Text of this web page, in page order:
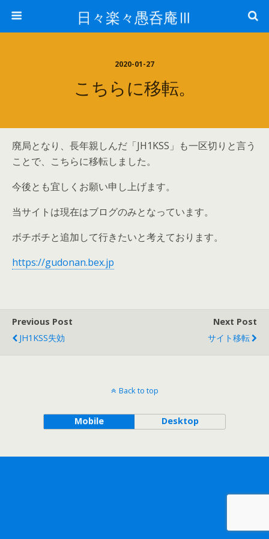
日々楽々愚呑庵Ⅲ
2020-01-27
こちらに移転。
廃局となり、長年親しんだ「JH1KSS」も一区切りと言う
ことで、こちらに移転しました。
今後とも宜しくお願い申し上げます。
当サイトは現在はブログのみとなっています。
ボチボチと追加して行きたいと考えております。
https://gudonan.bex.jp
Previous Post
JH1KSS失効
Next Post
サイト移転
Back to top
Mobile Desktop